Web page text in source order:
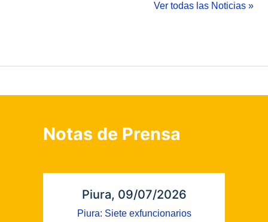
Ver todas las Noticias »
Notas de Prensa
Piura, 09/07/2026
Piura: Siete exfuncionarios